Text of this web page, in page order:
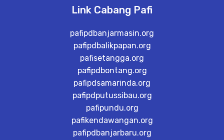
Link Cabang Pafi
pafipdbanjarmasin.org
pafipdbalikpapan.org
pafisetangga.org
pafipdbontang.org
pafipdsamarinda.org
pafipdputussibau.org
pafipundu.org
pafikendawangan.org
pafipdbanjarbaru.org